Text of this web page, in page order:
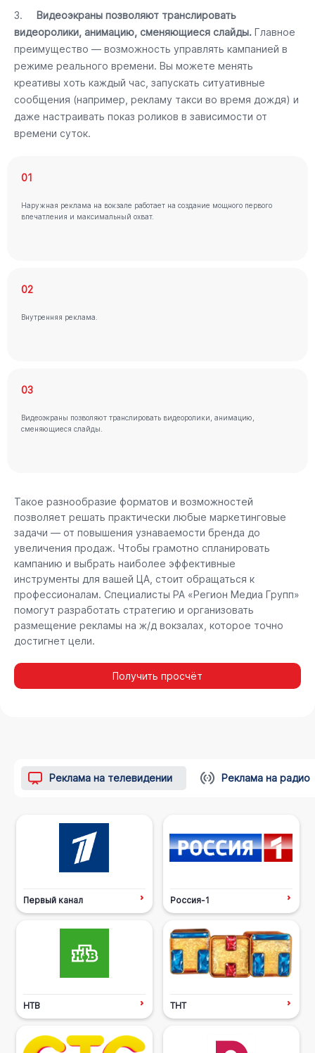
3. Видеоэкраны позволяют транслировать
видеоролики, анимацию, сменяющиеся слайды. Главное
преимущество — возможность управлять кампанией в
режиме реального времени. Вы можете менять
креативы хоть каждый час, запускать ситуативные
сообщения (например, рекламу такси во время дождя) и
даже настраивать показ роликов в зависимости от
времени суток.
01
Наружная реклама на вокзале работает на создание мощного первого
впечатления и максимальный охват.
02
Внутренняя реклама.
03
Видеоэкраны позволяют транслировать видеоролики, анимацию,
сменяющиеся слайды.
Такое разнообразие форматов и возможностей
позволяет решать практически любые маркетинговые
задачи — от повышения узнаваемости бренда до
увеличения продаж. Чтобы грамотно спланировать
кампанию и выбрать наиболее эффективные
инструменты для вашей ЦА, стоит обращаться к
профессионалам. Специалисты РА «Регион Медиа Групп»
помогут разработать стратегию и организовать
размещение рекламы на ж/д вокзалах, которое точно
достигнет цели.
Получить просчёт
Реклама на телевидении Реклама на радио
Первый канал Россия-1
НТВ ТНТ